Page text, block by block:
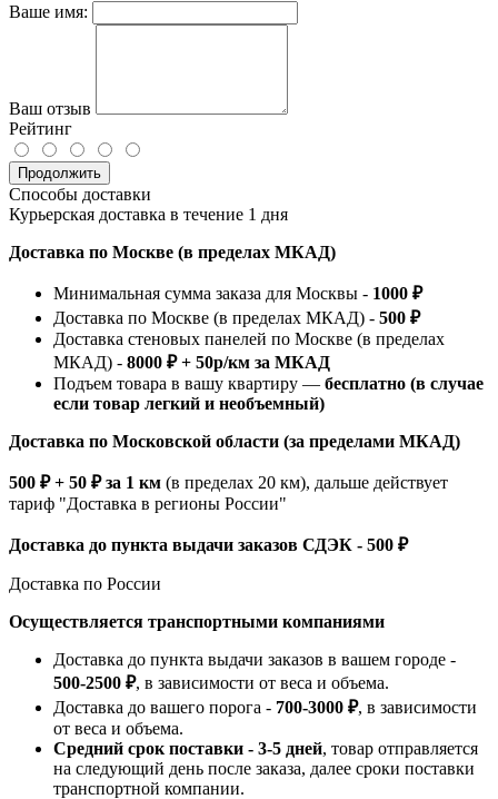
Ваше имя:
Ваш отзыв
Рейтинг
Продолжить
Способы доставки
Курьерская доставка в течение 1 дня
Доставка по Москве (в пределах МКАД)
Минимальная сумма заказа для Москвы - 1000 ₽
Доставка по Москве (в пределах МКАД) - 500 ₽
Доставка стеновых панелей по Москве (в пределах
МКАД) - 8000 ₽ + 50р/км за МКАД
Подъем товара в вашу квартиру — бесплатно (в случае
если товар легкий и необъемный)
Доставка по Московской области (за пределами МКАД)
500 ₽ + 50 ₽ за 1 км (в пределах 20 км), дальше действует
тариф "Доставка в регионы России"
Доставка до пункта выдачи заказов СДЭК - 500 ₽
Доставка по России
Осуществляется транспортными компаниями
Доставка до пункта выдачи заказов в вашем городе -
500-2500 ₽, в зависимости от веса и объема.
Доставка до вашего порога - 700-3000 ₽, в зависимости
от веса и объема.
Средний срок поставки - 3-5 дней, товар отправляется
на следующий день после заказа, далее сроки поставки
транспортной компании.